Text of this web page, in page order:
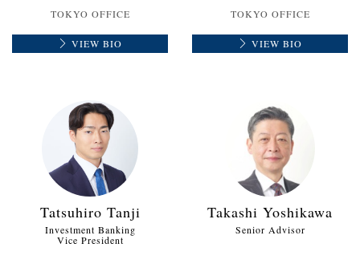
TOKYO OFFICE
VIEW BIO
TOKYO OFFICE
VIEW BIO
Tatsuhiro Tanji
Investment Banking
Vice President
Takashi Yoshikawa
Senior Advisor